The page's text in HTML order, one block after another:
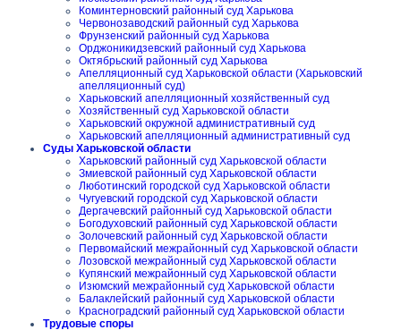
Коминтерновский районный суд Харькова
Червонозаводский районный суд Харькова
Фрунзенский районный суд Харькова
Орджоникидзевский районный суд Харькова
Октябрьский районный суд Харькова
Апелляционный суд Харьковской области (Харьковский
апелляционный суд)
Харьковский апелляционный хозяйственный суд
Хозяйственный суд Харьковской области
Харьковский окружной административный суд
Харьковский апелляционный административный суд
Суды Харьковской области
Харьковский районный суд Харьковской области
Змиевской районный суд Харьковской области
Люботинский городской суд Харьковской области
Чугуевский городской суд Харьковской области
Дергачевский районный суд Харьковской области
Богодуховский районный суд Харьковской области
Золочевский районный суд Харьковской области
Первомайский межрайонный суд Харьковской области
Лозовской межрайонный суд Харьковской области
Купянский межрайонный суд Харьковской области
Изюмский межрайонный суд Харьковской области
Балаклейский районный суд Харьковской области
Красноградский районный суд Харьковской области
Трудовые споры